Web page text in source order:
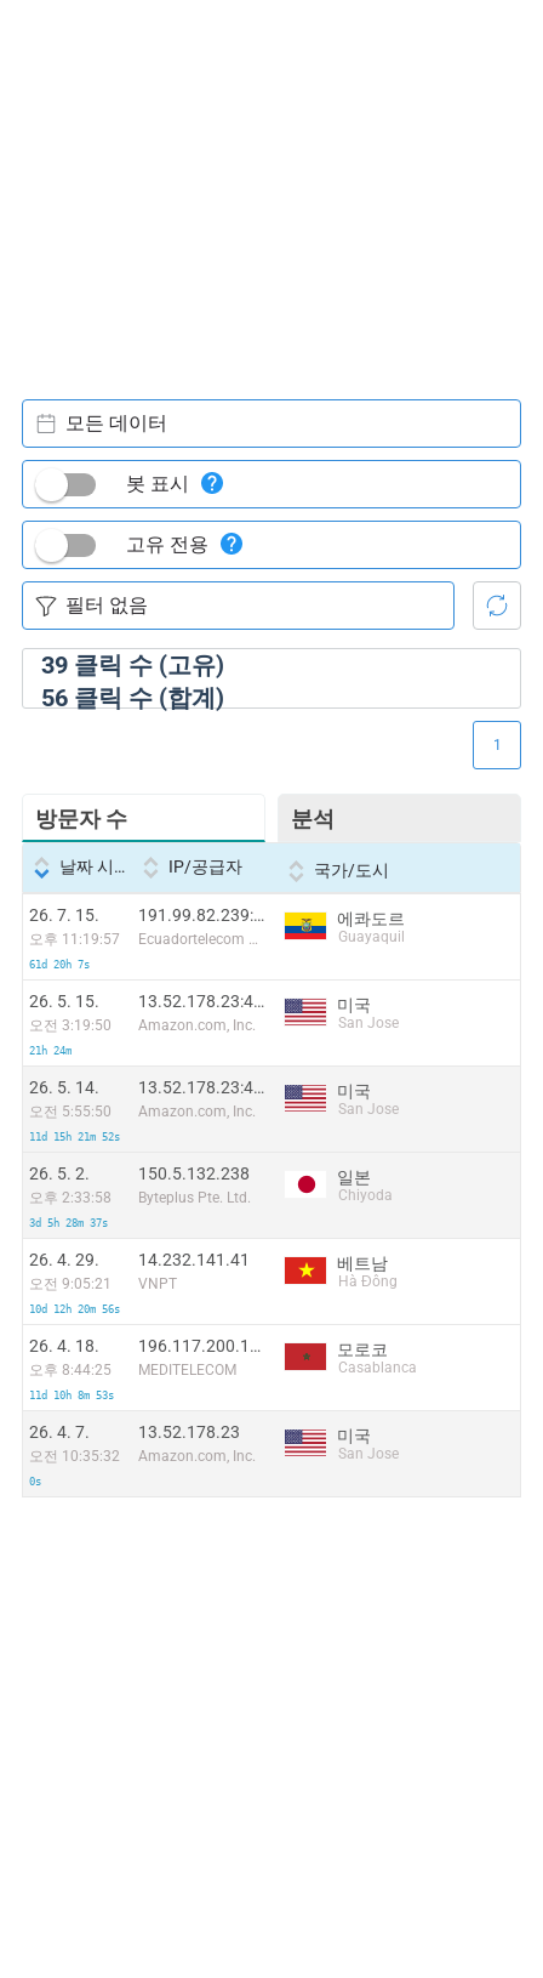
39클릭 수 (고유)
56클릭 수 (합계)
모든 데이터
봇 표시
고유 전용
방문자 수 분석
1
날짜 시간 IP/공급자 국가/도시
26. 7. 15.
오후 11:19:57
61d 20h 7s
191.99.82.239:58872
Ecuadortelecom S.A.
에콰도르
Guayaquil
26. 5. 15.
오전 3:19:50
21h 24m
13.52.178.23:48614
Amazon.com, Inc.
미국
San Jose
26. 5. 14.
오전 5:55:50
11d 15h 21m 52s
13.52.178.23:43190
Amazon.com, Inc.
미국
San Jose
26. 5. 2.
오후 2:33:58
3d 5h 28m 37s
150.5.132.238
Byteplus Pte. Ltd.
일본
Chiyoda
26. 4. 29.
오전 9:05:21
10d 12h 20m 56s
14.232.141.41
VNPT
베트남
Hà Đông
26. 4. 18.
오후 8:44:25
11d 10h 8m 53s
196.117.200.156
MEDITELECOM
모로코
Casablanca
26. 4. 7.
오전 10:35:32
0s
13.52.178.23
Amazon.com, Inc.
미국
San Jose